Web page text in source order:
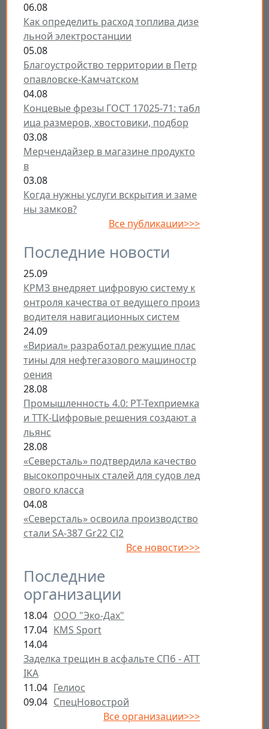
06.08
Как определить расход топлива дизе
льной электростанции
05.08
Благоустройство территории в Петр
опавловске-Камчатском
04.08
Концевые фрезы ГОСТ 17025-71: табл
ица размеров, хвостовики, подбор
03.08
Мерчендайзер в магазине продукто
в
03.08
Когда нужны услуги вскрытия и заме
ны замков?
Все публикации>>>
Последние новости
25.09
КРМЗ внедряет цифровую систему к
онтроля качества от ведущего произ
водителя навигационных систем
24.09
«Вириал» разработал режущие плас
тины для нефтегазового машиностр
оения
28.08
Промышленность 4.0: РТ-Техприемка
и ТТК-Цифровые решения создают а
льянс
28.08
«Северсталь» подтвердила качество
высокопрочных сталей для судов лед
ового класса
04.08
«Северсталь» освоила производство
стали SA-387 Gr22 Cl2
Все новости>>>
Последние
организации
18.04 ООО "Эко-Дах"
17.04 KMS Sport
14.04
Заделка трещин в асфальте СПб - ATT
IKA
11.04 Гелиос
09.04 СпецНовострой
Все организации>>>